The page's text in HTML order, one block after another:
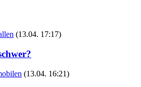
(13.04. 17:17)
(13.04. 16:21)